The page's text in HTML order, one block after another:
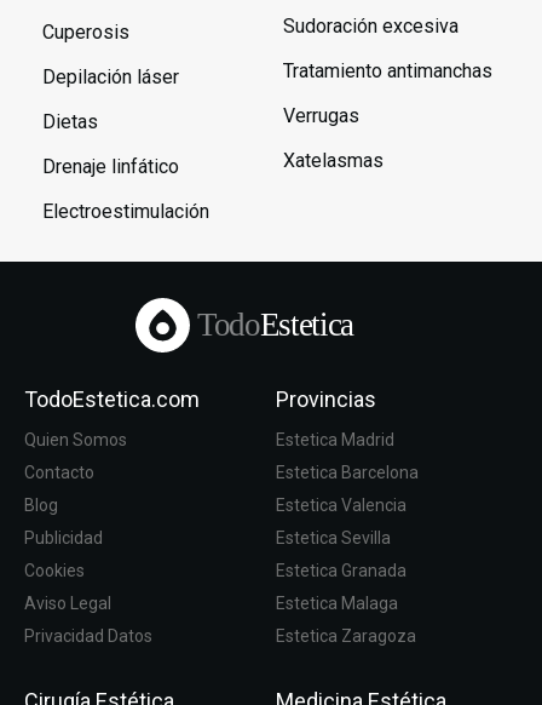
Cuperosis
Depilación láser
Dietas
Drenaje linfático
Electroestimulación
Sudoración excesiva
Tratamiento antimanchas
Verrugas
Xatelasmas
TodoEstetica
TodoEstetica.com
Quien Somos
Contacto
Blog
Publicidad
Cookies
Aviso Legal
Privacidad Datos
Provincias
Estetica Madrid
Estetica Barcelona
Estetica Valencia
Estetica Sevilla
Estetica Granada
Estetica Malaga
Estetica Zaragoza